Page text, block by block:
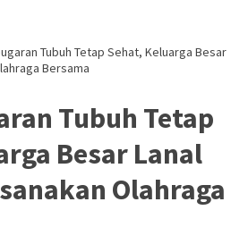
Tubuh Tetap Sehat, Keluarga Besar
Bersama
Tubuh Tetap
Besar Lanal
Olahraga